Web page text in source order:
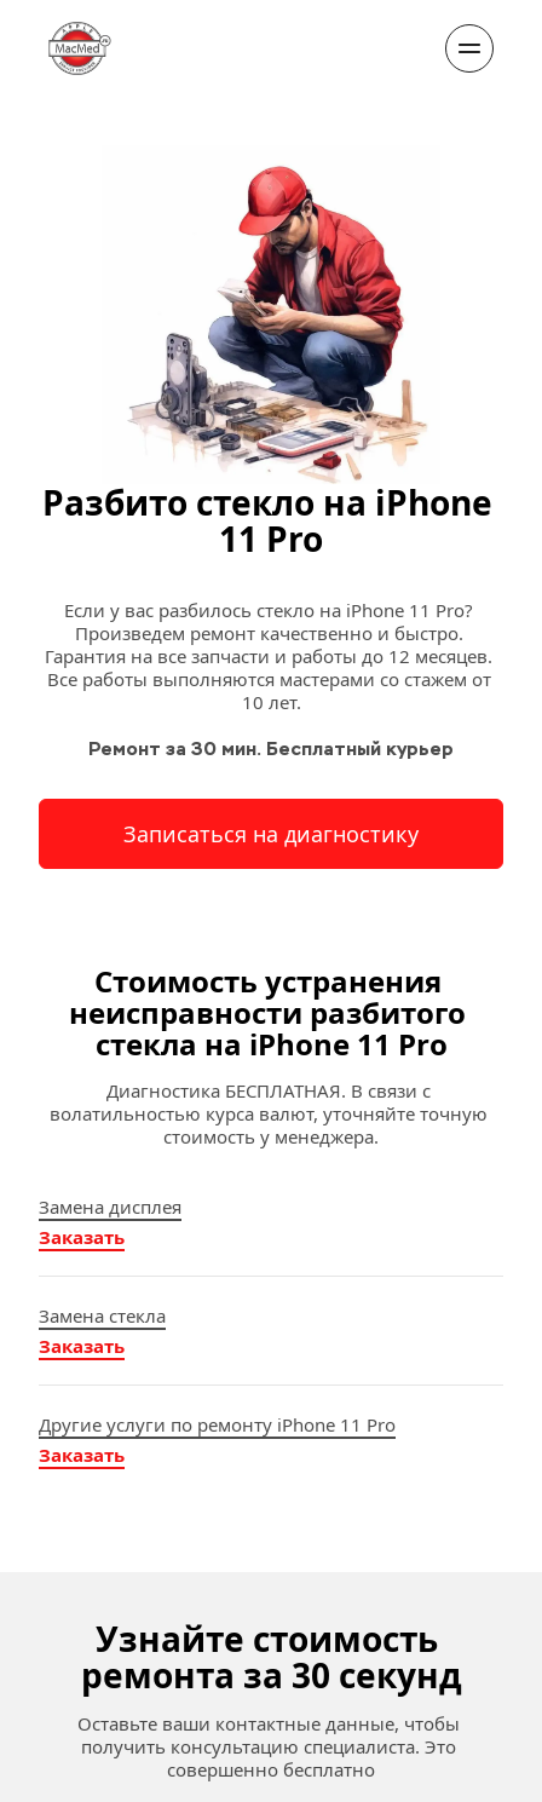
Разбито стекло на iPhone
11 Pro
Если у вас разбилось стекло на iPhone 11 Pro?
Произведем ремонт качественно и быстро.
Гарантия на все запчасти и работы до 12 месяцев.
Все работы выполняются мастерами со стажем от
10 лет.
Ремонт за 30 мин. Бесплатный курьер
Записаться на диагностику
Стоимость устранения
неисправности разбитого
стекла на iPhone 11 Pro
Диагностика БЕСПЛАТНАЯ. В связи с
волатильностью курса валют, уточняйте точную
стоимость у менеджера.
Замена дисплея
Заказать
Замена стекла
Заказать
Другие услуги по ремонту iPhone 11 Pro
Заказать
Узнайте стоимость
ремонта за 30 секунд
Оставьте ваши контактные данные, чтобы
получить консультацию специалиста. Это
совершенно бесплатно